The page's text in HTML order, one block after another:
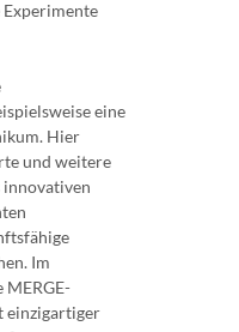
eine
Hier
und weitere
innovativen
Im
einzigartiger